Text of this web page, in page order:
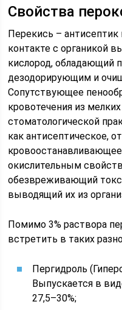
Свойства
Перекись –
контакте с органикой
кислород, обладающий
дезодорирующим и
Сопутствующее
кровотечения из
стоматологической
как антисептическое,
окислительным
обезвреживающий
выводящий их из
Помимо 3% раствора
встретить в таких
Пергидроль
Выпускается в
27,5–30%;